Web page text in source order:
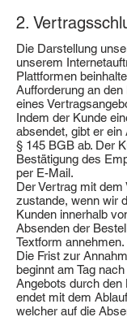
2.
Die Darstellung
unserem
Plattformen
Aufforderung an
eines
Indem der Kunde
absendet, gibt er ein
§ 145 BGB ab. Der
Bestätigung des
per E-Mail.
Der Vertrag mit
zustande, wenn wir
Kunden innerhalb
Absenden der
Textform annehmen.
Die Frist zur
beginnt am Tag
Angebots durch den
endet mit dem
welcher auf die